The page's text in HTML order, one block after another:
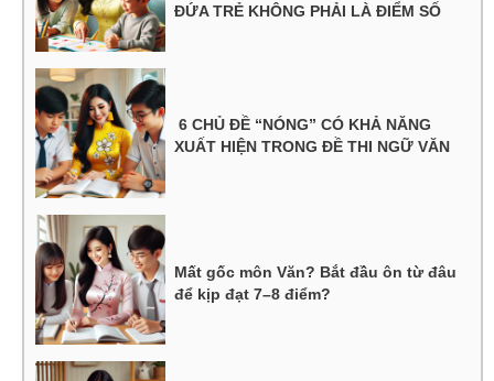
ĐỨA TRẺ KHÔNG PHẢI LÀ ĐIỂM SỐ
6 CHỦ ĐỀ “NÓNG” CÓ KHẢ NĂNG
XUẤT HIỆN TRONG ĐỀ THI NGỮ VĂN
Mất gốc môn Văn? Bắt đầu ôn từ đâu
để kịp đạt 7–8 điểm?